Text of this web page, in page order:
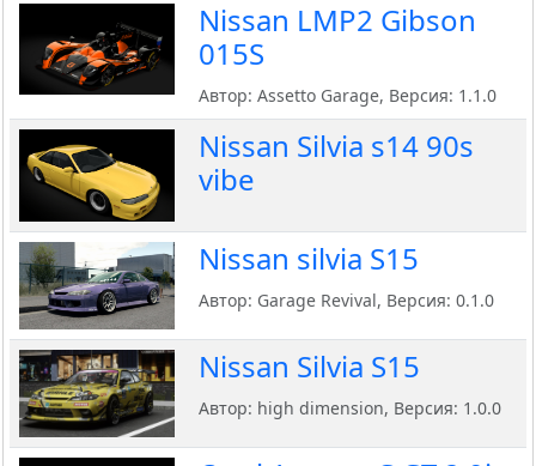
Nissan LMP2 Gibson
015S
Автор: Assetto Garage, Версия: 1.1.0
Nissan Silvia s14 90s
vibe
Nissan silvia S15
Автор: Garage Revival, Версия: 0.1.0
Nissan Silvia S15
Автор: high dimension, Версия: 1.0.0